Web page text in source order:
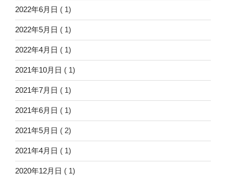
2022年6月日 ( 1)
2022年5月日 ( 1)
2022年4月日 ( 1)
2021年10月日 ( 1)
2021年7月日 ( 1)
2021年6月日 ( 1)
2021年5月日 ( 2)
2021年4月日 ( 1)
2020年12月日 ( 1)